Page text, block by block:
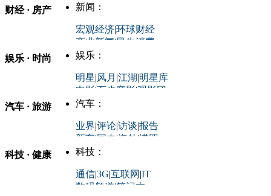
中国政要资料库
评论：
时事开讲
军事：
中国军情|环球军情
体育：
NBA CBA|大局观
历史：
财经 · 房产 新闻：
宏观经济|环球财经
商业新闻|民生消费
商业评论|宏观分析
金融观察
股票：
炒股大赛
投资观察|龙虎榜点评
黑马追踪|明星分析师
娱乐 · 时尚 娱乐：
明星|风月 |江湖|明星库
电影|百步穿影|观影团
星座 塔罗
时尚：
时装
化妆品库|试用中心
情感|奢侈品|图片
汽车 · 旅游 汽车：
业界|评论|访谈|报告
新车|国内|海外 |谍照
购车 导购
用车 专栏|二手车
科技 · 健康 科技：
通信|3G|互联网 |IT
数码频道|笔记本